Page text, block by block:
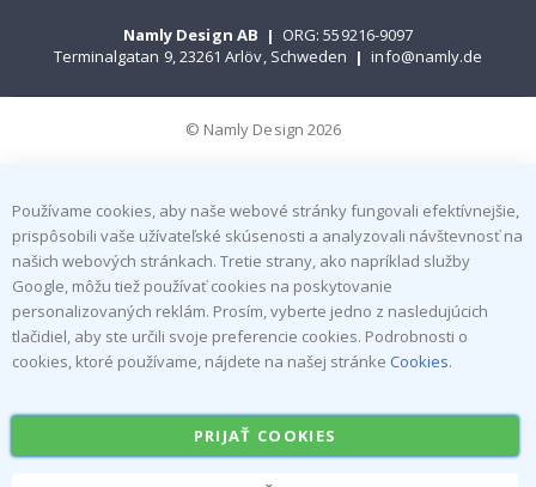
Namly Design AB | ORG: 559216-9097
Terminalgatan 9, 23261 Arlöv, Schweden | info@namly.de
© Namly Design 2026
Používame cookies, aby naše webové stránky fungovali efektívnejšie,
prispôsobili vaše užívateľské skúsenosti a analyzovali návštevnosť na
našich webových stránkach. Tretie strany, ako napríklad služby
Google, môžu tiež používať cookies na poskytovanie
personalizovaných reklám. Prosím, vyberte jedno z nasledujúcich
tlačidiel, aby ste určili svoje preferencie cookies. Podrobnosti o
cookies, ktoré používame, nájdete na našej stránke Cookies.
PRIJAŤ COOKIES